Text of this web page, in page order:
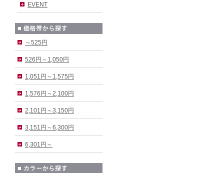
EVENT
～525円
526円～1,050円
1,051円～1,575円
1,576円～2,100円
2,101円～3,150円
3,151円～6,300円
6,301円～